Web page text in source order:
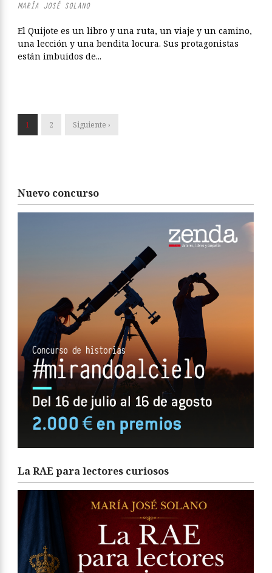
MARÍA JOSÉ SOLANO
El Quijote es un libro y una ruta, un viaje y un camino,
una lección y una bendita locura. Sus protagonistas
están imbuidos de...
1 2 Siguiente ›
Nuevo concurso
La RAE para lectores curiosos